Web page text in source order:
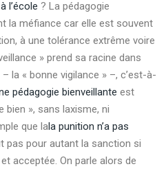
l’école ? La pédagogie
la méfiance car elle est souvent
à une tolérance extrême voire
» prend sa racine dans
la « bonne vigilance » –, c’est-à-
pédagogie bienveillante est
bien », sans laxisme, ni
que lala punition n’a pas
pas pour autant la sanction si
acceptée. On parle alors de